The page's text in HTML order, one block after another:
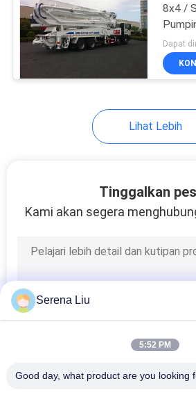
8x4 /
Lihat Lebih
Tinggalkan
Kami akan segera
Serena Liu
5:52 PM
Good day, what product are you looking